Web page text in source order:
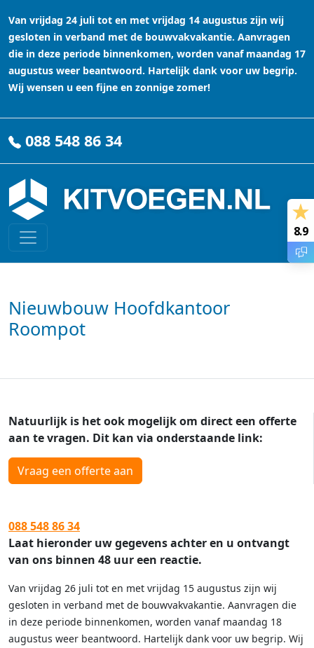
Van vrijdag 24 juli tot en met vrijdag 14 augustus zijn wij
gesloten in verband met de bouwvakvakantie. Aanvragen
die in deze periode binnenkomen, worden vanaf maandag 17
augustus weer beantwoord. Hartelijk dank voor uw begrip.
Wij wensen u een fijne en zonnige zomer!
088 548 86 34
Nieuwbouw Hoofdkantoor
Roompot
Natuurlijk is het ook mogelijk om direct een offerte
aan te vragen. Dit kan via onderstaande link:
Vraag een offerte aan
088 548 86 34
Laat hieronder uw gegevens achter en u ontvangt
van ons binnen 48 uur een reactie.
Van vrijdag 26 juli tot en met vrijdag 15 augustus zijn wij
gesloten in verband met de bouwvakvakantie. Aanvragen die
in deze periode binnenkomen, worden vanaf maandag 18
augustus weer beantwoord. Hartelijk dank voor uw begrip. Wij
8.9